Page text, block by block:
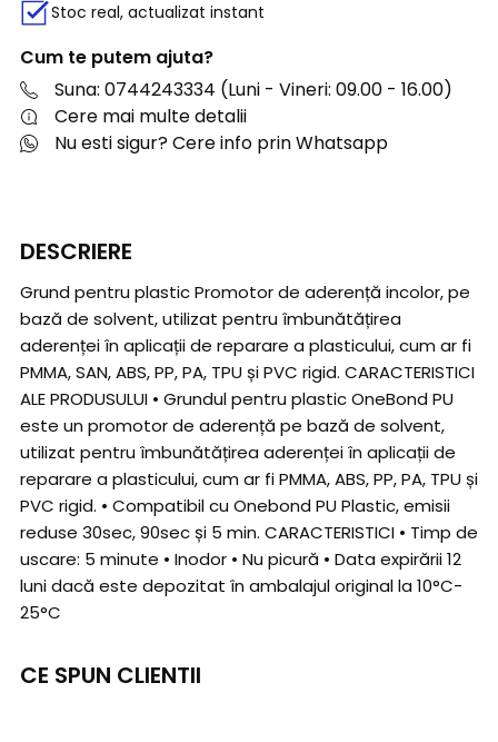
Stoc real, actualizat instant
Cum te putem ajuta?
Suna: 0744243334 (Luni - Vineri: 09.00 - 16.00)
Cere mai multe detalii
Nu esti sigur? Cere info prin Whatsapp
DESCRIERE
Grund pentru plastic Promotor de aderență incolor, pe
bază de solvent, utilizat pentru îmbunătățirea
aderenței în aplicații de reparare a plasticului, cum ar fi
PMMA, SAN, ABS, PP, PA, TPU și PVC rigid. CARACTERISTICI
ALE PRODUSULUI • Grundul pentru plastic OneBond PU
este un promotor de aderență pe bază de solvent,
utilizat pentru îmbunătățirea aderenței în aplicații de
reparare a plasticului, cum ar fi PMMA, ABS, PP, PA, TPU și
PVC rigid. • Compatibil cu Onebond PU Plastic, emisii
reduse 30sec, 90sec și 5 min. CARACTERISTICI • Timp de
uscare: 5 minute • Inodor • Nu picură • Data expirării 12
luni dacă este depozitat în ambalajul original la 10°C-
25°C
CE SPUN CLIENTII